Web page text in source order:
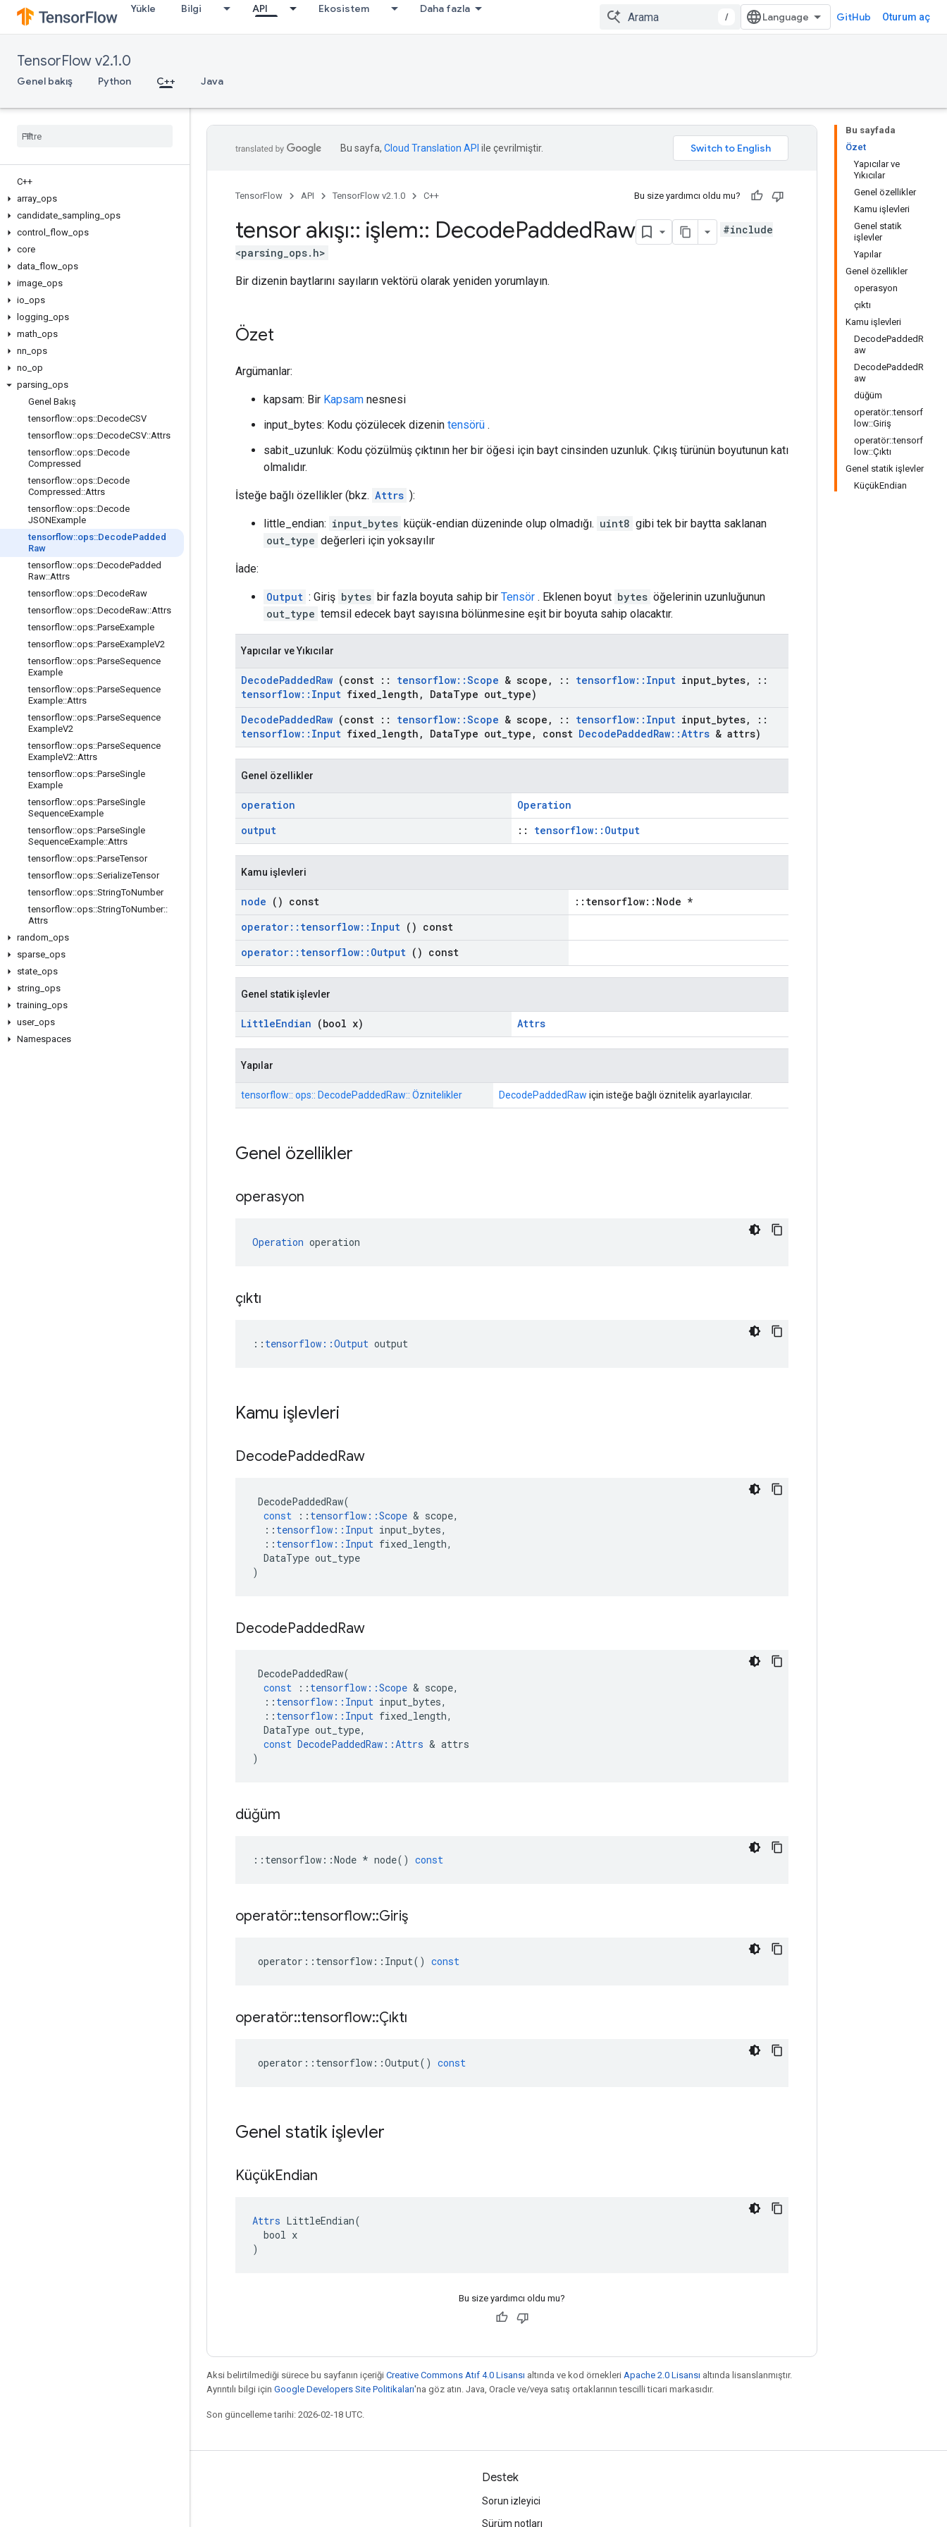
Yükle Bilgi API Ekosistem Daha fazla
/ GitHub Oturum aç
TensorFlow v2.1.0
Genel bakış Python C++ Java
C++
array ops
candidate sampling ops
control
flow ops
core
data flow ops
image ops
io ops
logging ops
math ops
nn ops
no op
parsing ops
Genel Bakış
tensorflow::ops::DecodeCSV
tensorflow::ops::DecodeCSV::Attrs
tensorflow::ops::Decode
Compressed
tensorflow::ops::Decode
Compressed ::Attrs
tensorflow::ops::Decode
JSONExample
tensorflow::ops::DecodePadded
Raw
tensorflow::ops::DecodePadded
Raw::Attrs
tensorflow::ops::DecodeRaw
tensorflow::ops::DecodeRaw::Attrs
tensorflow::ops::ParseExample
tensorflow::ops::ParseExampleV2
tensorflow::ops::ParseSequence
Example
tensorflow::ops::ParseSequence
Example::Attrs
tensorflow::ops::ParseSequence
ExampleV2
tensorflow::ops::ParseSequence
ExampleV2::Attrs
tensorflow::ops::ParseSingle
Example
tensorflow::ops::ParseSingle
SequenceExample
tensorflow::ops::ParseSingle
SequenceExample::Attrs
tensorflow::ops::ParseTensor
tensorflow::ops::SerializeTensor
tensorflow::ops::StringToNumber
tensorflow::ops::StringToNumber::
Attrs
random ops
sparse ops
state ops
string ops
training ops
user_ ops
Namespaces
Bu sayfada
Özet
Yapıcılar ve
Yıkıcılar
Genel özellikler
Kamu işlevleri
Genel statik
işlevler
Yapılar
Genel özellikler
operasyon
çıktı
Kamu işlevleri
DecodePaddedR
aw
DecodePaddedR
aw
düğüm
operatör::tensorf
low::Giriş
operatör::tensorf
low::Çıktı
Genel statik işlevler
KüçükEndian
Bu sayfa, Cloud Translation API ile çevrilmiştir.
TensorFlow API TensorFlow v2.1.0 C++ Bu size yardımcı oldu mu?
tensor akışı:: işlem:: DecodePaddedRaw
#include
<parsing_ops.h>
Bir dizenin baytlarını sayıların vektörü olarak yeniden yorumlayın.
Özet
Argümanlar:
kapsam: Bir Kapsam nesnesi
input_bytes: Kodu çözülecek dizenin tensörü .
sabit_uzunluk: Kodu çözülmüş çıktının her bir öğesi için bayt cinsinden uzunluk. Çıkış türünün boyutunun katı
olmalıdır.
İsteğe bağlı özellikler (bkz. Attrs ):
little_endian: input_bytes küçük-endian düzeninde olup olmadığı. uint8 gibi tek bir baytta saklanan
out_type değerleri için yoksayılır
İade:
Output : Giriş bytes bir fazla boyuta sahip bir Tensör . Eklenen boyut bytes öğelerinin uzunluğunun
out_type temsil edecek bayt sayısına bölünmesine eşit bir boyuta sahip olacaktır.
Yapıcılar ve Yıkıcılar
DecodePaddedRaw (const :: tensorflow::Scope & scope , :: tensorflow:: Input input bytes,
::
tensorflow:: Input fixed length , DataType out type)
DecodePaddedRaw (const :: tensorflow::Scope & scope , :: tensorflow:: Input input bytes,
::
tensorflow:: Input fixed length , DataType out type , const DecodePaddedRaw::Attrs & attrs)
Genel özellikler
operation
Operation
output
:: tensorflow::Output
Kamu işlevleri
node () const
::tensorflow::Node *
operator:: tensorflow:: Input () const
operator:: tensorflow:: Output () const
Genel statik işlevler
LittleEndian (bool x) Attrs
Yapılar
tensorflow:: ops:: DecodePaddedRaw:: Öznitelikler DecodePaddedRaw için isteğe bağlı öznitelik ayarlayıcılar.
Genel özellikler
operasyon
Operation operation
çıktı
:: tensorflow::Output output
Kamu işlevleri
DecodePaddedRaw
DecodePaddedRaw(
const
:: tensorflow ::Scope & scope,
:: tensorflow :: Input input_bytes,
:: tensorflow :: Input fixed_length,
DataType out_type
)
DecodePaddedRaw
DecodePaddedRaw(
const
:: tensorflow ::Scope & scope,
:: tensorflow :: Input input_bytes,
:: tensorflow :: Input fixed_length,
DataType out_type,
const DecodePaddedRaw ::Attrs & attrs
)
düğüm
:: tensorflow ::Node * node() const
operatör::tensorflow::Giriş
operator :: tensorflow :: Input() const
operatör::tensorflow::Çıktı
operator :: tensorflow ::Output() const
Genel statik işlevler
KüçükEndian
Attrs LittleEndian(
  bool x
)
Bu size yardımcı oldu mu?
Aksi belirtilmediği sürece bu sayfanın içeriği Creative Commons Atıf 4.0 Lisansı altında ve kod örnekleri Apache 2.0 Lisansı altında lisanslanmıştır.
Ayrıntılı bilgi için Google Developers Site Politikaları'na göz atın. Java, Oracle ve/veya satış ortaklarının tescilli ticari markasıdır.
Son güncelleme tarihi: 2026-02-18 UTC.
Destek
Sorun izleyici
Sürüm notları